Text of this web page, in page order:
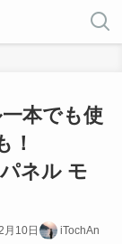
本でも使
！
ネル モ
月10日 iTochAn